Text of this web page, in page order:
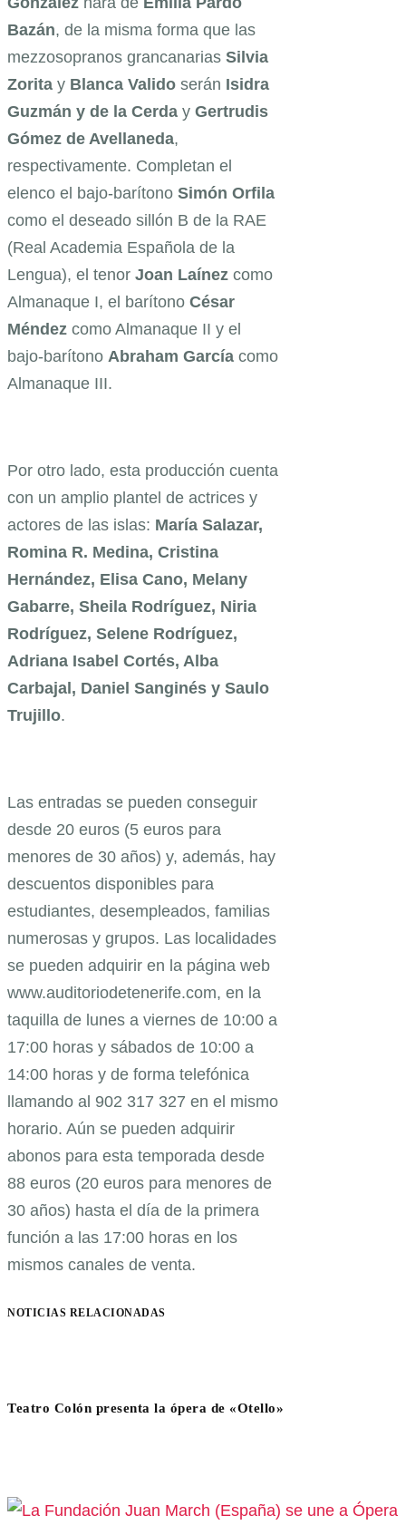
Bazán, de la misma forma que las
mezzosopranos grancanarias Silvia
Zorita y Blanca Valido serán Isidra
Guzmán y de la Cerda y Gertrudis
Gómez de Avellaneda,
respectivamente. Completan el
elenco el bajo-barítono Simón Orfila
como el deseado sillón B de la RAE
(Real Academia Española de la
Lengua), el tenor Joan Laínez como
Almanaque I, el barítono César
Méndez como Almanaque II y el
bajo-barítono Abraham García como
Almanaque III.
Por otro lado, esta producción cuenta
con un amplio plantel de actrices y
actores de las islas: María Salazar,
Romina R. Medina, Cristina
Hernández, Elisa Cano, Melany
Gabarre, Sheila Rodríguez, Niria
Rodríguez, Selene Rodríguez,
Adriana Isabel Cortés, Alba
Carbajal, Daniel Sanginés y Saulo
Trujillo.
Las entradas se pueden conseguir
desde 20 euros (5 euros para
menores de 30 años) y, además, hay
descuentos disponibles para
estudiantes, desempleados, familias
numerosas y grupos. Las localidades
se pueden adquirir en la página web
www.auditoriodetenerife.com, en la
taquilla de lunes a viernes de 10:00 a
17:00 horas y sábados de 10:00 a
14:00 horas y de forma telefónica
llamando al 902 317 327 en el mismo
horario. Aún se pueden adquirir
abonos para esta temporada desde
88 euros (20 euros para menores de
30 años) hasta el día de la primera
función a las 17:00 horas en los
mismos canales de venta.
NOTICIAS RELACIONADAS
Teatro Colón presenta la ópera de «Otello»